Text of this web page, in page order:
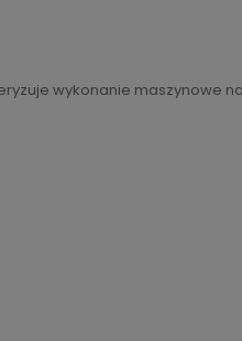
wykonanie maszynowe